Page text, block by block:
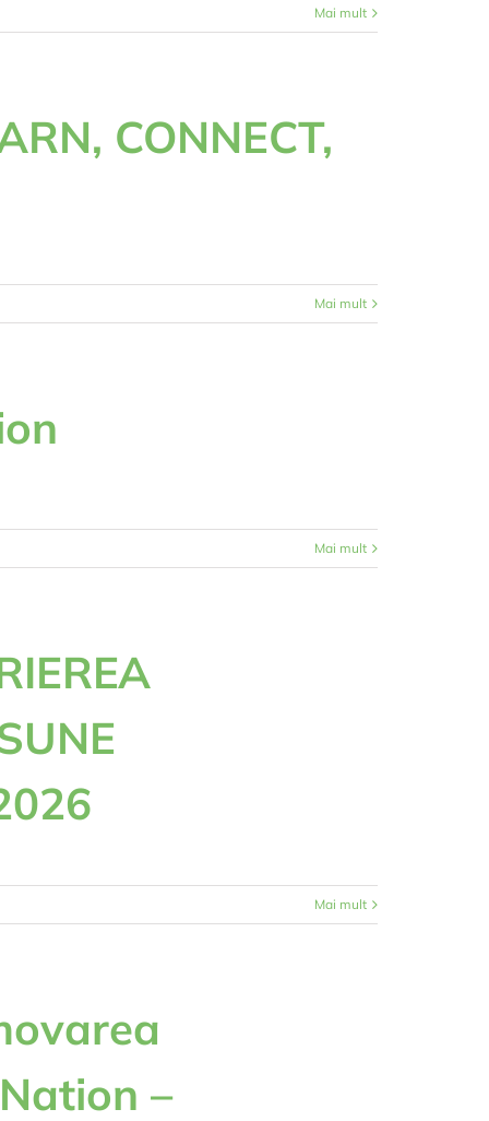
Mai mult
CONNECT,
Mai mult
Mai mult
Mai mult
–